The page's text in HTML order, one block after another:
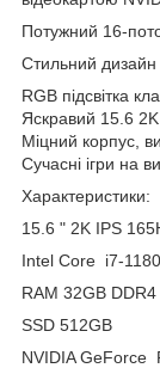
Потужний 16-
Стильний дизайн
RGB підсвітка
Яскравий 15.6
Міцний корпус,
Сучасні ігри на
Характеристики:
15.6 " 2K IPS
Intel Core i7-
RAM 32GB DDR4
SSD 512GB
NVIDIA GeForce